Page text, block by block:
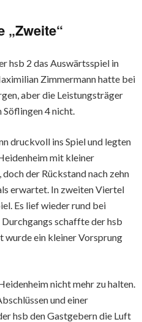
„Zweite“
hsb 2 das Auswärtsspiel in
Zimmermann hatte bei
aber die Leistungsträger
Söflingen 4 nicht.
druckvoll ins Spiel und legten
mit kleiner
der Rückstand nach zehn
erwartet. In zweiten Viertel
Es lief wieder rund bei
schaffte der hsb
wurde ein kleiner Vorsprung
nicht mehr zu halten.
und einer
hsb den Gastgebern die Luft